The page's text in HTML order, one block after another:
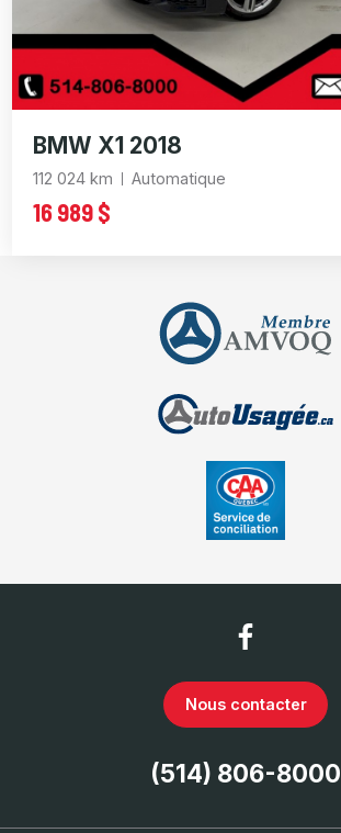
BMW X1 2018
112 024 km Automatique
16 989 $
Nous contacter
(514) 806-8000